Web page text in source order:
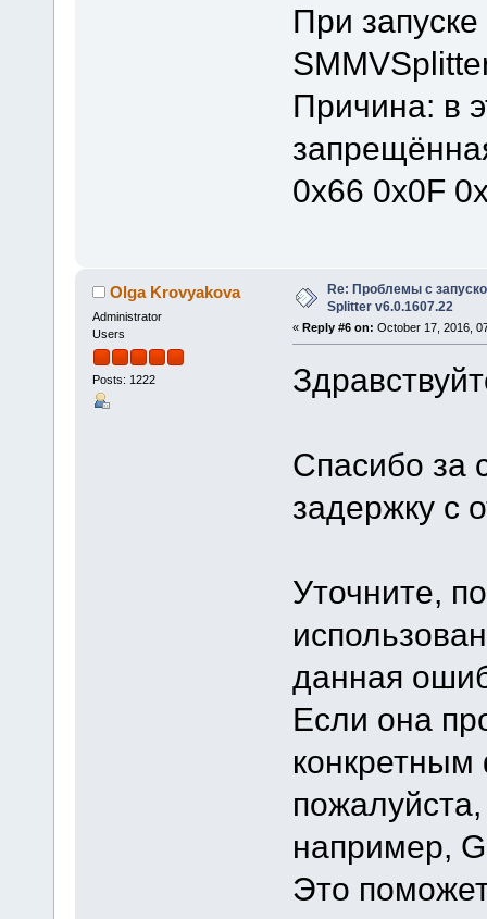
При
Причина: в
0x66 0x0F
Olga Krovyakova
Administrator
Users
Posts: 1222
Re: Проблемы с
Splitter v6.0.1607.22
« Reply #6 on: October 17, 2016,
Спасибо за
задержку с
Уточните,
данная
Если она
например,
Это